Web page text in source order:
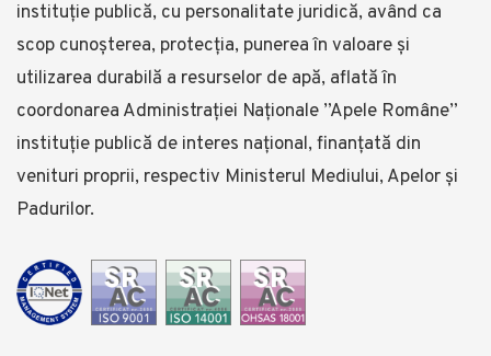
instituţie publică, cu personalitate juridică, având ca
scop cunoşterea, protecţia, punerea în valoare şi
utilizarea durabilă a resurselor de apă, aflată în
coordonarea Administraţiei Naționale ”Apele Române”
instituție publică de interes național, finanţată din
venituri proprii, respectiv Ministerul Mediului, Apelor și
Padurilor.